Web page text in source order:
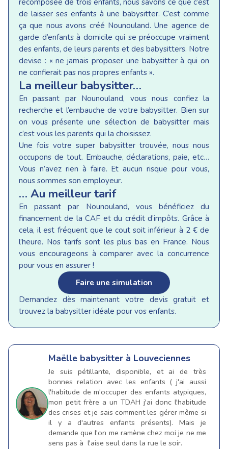
de laisser ses enfants à une babysitter. C’est comme
ça que nous avons créé Nounouland. Une agence de
garde d’enfants à domicile qui se préoccupe vraiment
des enfants, de leurs parents et des babysitters. Notre
devise : « ne jamais proposer une babysitter à qui on
ne confierait pas nos propres enfants ».
La meilleur babysitter…
En passant par Nounouland, vous nous confiez la
recherche et l’embauche de votre babysitter. Bien sur
on vous présente une sélection de babysitter mais
c’est vous les parents qui la choisissez.
Une fois votre super babysitter trouvée, nous nous
occupons de tout. Embauche, déclarations, paie, etc…
Vous n’avez rien à faire. Et aucun risque pour vous,
nous sommes son employeur.
… Au meilleur tarif
En passant par Nounouland, vous bénéficiez du
financement de la CAF et du crédit d’impôts. Grâce à
cela, il est fréquent que le cout soit inférieur à 2 € de
l’heure. Nos tarifs sont les plus bas en France. Nous
vous encourageons à comparer avec la concurrence
pour vous en assurer !
Faire une simulation
Demandez dès maintenant votre devis gratuit et
trouvez la babysitter idéale pour vos enfants.
Maëlle babysitter à Louveciennes
Je suis pétillante, disponible, et ai de très
bonnes relation avec les enfants ( j'ai aussi
l'habitude de m'occuper des enfants atypiques,
mon petit frère a un TDAH j'ai donc l'habitude
des crises et je sais comment les gérer même si
il y a d'autres enfants présents). Mais je
demande que l'on me ramène chez moi je ne me
sens pas à l'aise seul dans la rue le soir.